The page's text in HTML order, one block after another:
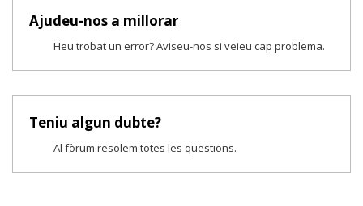
Ajudeu-nos a millorar
Heu trobat un error? Aviseu-nos si veieu cap problema.
Teniu algun dubte?
Al fòrum resolem totes les qüestions.